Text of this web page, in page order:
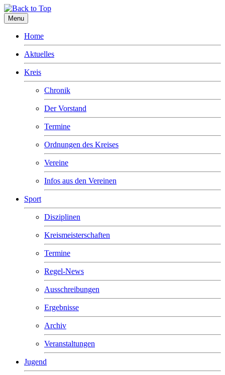
Menu
Home
Aktuelles
Kreis
Chronik
Der Vorstand
Termine
Ordnungen des Kreises
Vereine
Infos aus den Vereinen
Sport
Disziplinen
Kreismeisterschaften
Termine
Regel-News
Ausschreibungen
Ergebnisse
Archiv
Veranstaltungen
Jugend